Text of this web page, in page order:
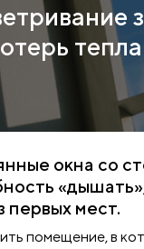
тепла
окна со
первых мест.
помещение, в